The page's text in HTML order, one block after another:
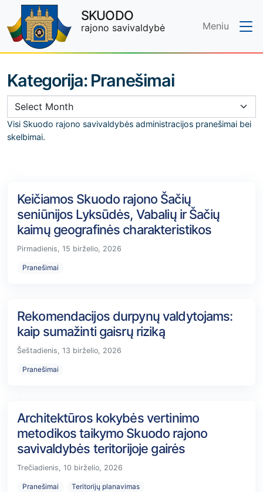
Skip to main content
SKUODO
rajono savivaldybė Meniu
Kategorija: Pranešimai
Visi Skuodo rajono savivaldybės administracijos pranešimai bei
skelbimai.
Keičiamos Skuodo rajono Šačių
seniūnijos Lyksūdės, Vabalių ir Šačių
kaimų geografinės charakteristikos
Pirmadienis, 15 birželio, 2026
Pranešimai
Rekomendacijos durpynų valdytojams:
kaip sumažinti gaisrų riziką
Šeštadienis, 13 birželio, 2026
Pranešimai
Architektūros kokybės vertinimo
metodikos taikymo Skuodo rajono
savivaldybės teritorijoje gairės
Trečiadienis, 10 birželio, 2026
Pranešimai Teritorijų planavimas